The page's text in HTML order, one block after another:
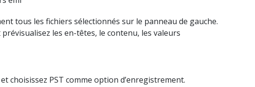
tous les fichiers sélectionnés sur le panneau de gauche.
les en-têtes, le contenu, les valeurs
choisissez PST comme option d’enregistrement.